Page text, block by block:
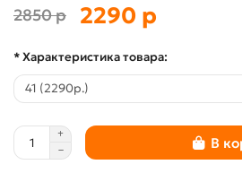
2850 р 2290 р
* Характеристика товара:
В